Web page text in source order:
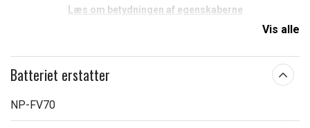
Læs om betydningen af egenskaberne
Vis alle
Batteriet erstatter
NP-FV70